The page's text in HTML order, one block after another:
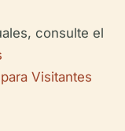
consulte el
Visitantes